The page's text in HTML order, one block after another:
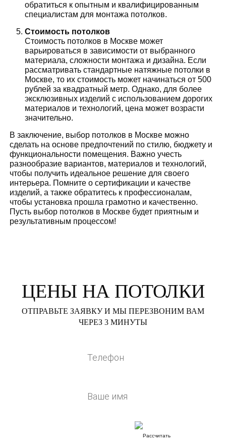
обратиться к опытным и квалифицированным
специалистам для монтажа потолков.
Стоимость потолков
Стоимость потолков в Москве может
варьироваться в зависимости от выбранного
материала, сложности монтажа и дизайна. Если
рассматривать стандартные натяжные потолки в
Москве, то их стоимость может начинаться от 500
рублей за квадратный метр. Однако, для более
эксклюзивных изделий с использованием дорогих
материалов и технологий, цена может возрасти
значительно.
В заключение, выбор потолков в Москве можно
сделать на основе предпочтений по стилю, бюджету и
функциональности помещения. Важно учесть
разнообразие вариантов, материалов и технологий,
чтобы получить идеальное решение для своего
интерьера. Помните о сертификации и качестве
изделий, а также обратитесь к профессионалам,
чтобы установка прошла грамотно и качественно.
Пусть выбор потолков в Москве будет приятным и
результативным процессом!
ЦЕНЫ НА ПОТОЛКИ
ОТПРАВЬТЕ ЗАЯВКУ И МЫ ПЕРЕЗВОНИМ ВАМ
ЧЕРЕЗ 3 МИНУТЫ